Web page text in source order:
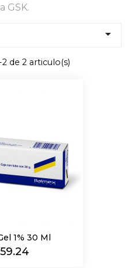
GSK.

de 2 articulo(s)
1% 30 Ml